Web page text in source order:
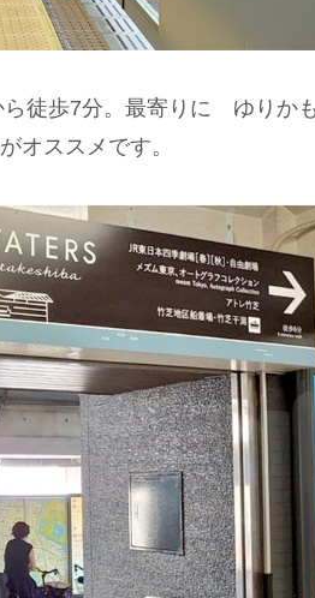
徒歩7分。最寄りに ゆりか
オススメです。